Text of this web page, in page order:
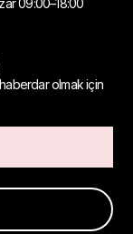
09:00–18:00
olmak için